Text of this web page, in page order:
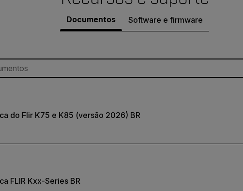
Documentos Software e firmware
do Flir K75 e K85 (versão 2026) BR
FLIR Kxx-Series BR